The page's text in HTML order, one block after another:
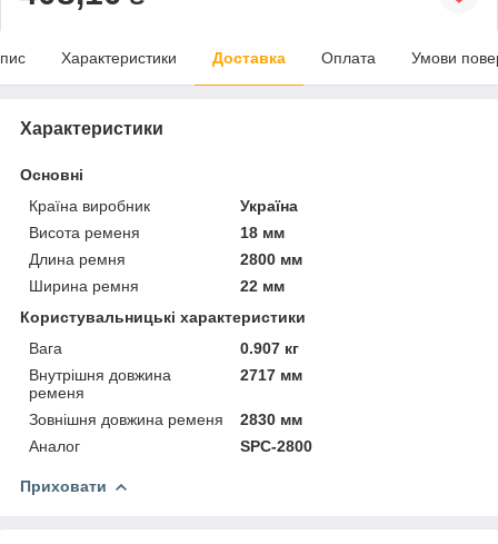
Характеристики Доставка Оплата Умови
Характеристики
Основні
Країна виробник
Україна
Висота ременя
18 мм
Длина ремня
2800 мм
Ширина ремня
22 мм
Користувальницькі характеристики
Вага
0.907 кг
Внутрішня довжина
ременя
2717 мм
Зовнішня довжина ременя
2830 мм
Аналог
SPC-2800
Приховати